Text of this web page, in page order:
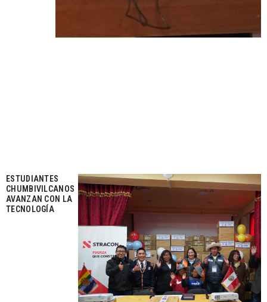
ESTUDIANTES
CHUMBIVILCANOS
AVANZAN CON LA
TECNOLOGÍA